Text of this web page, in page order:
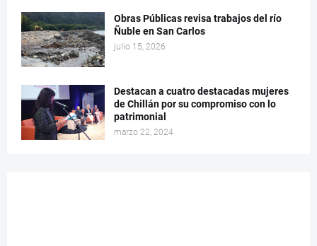
Obras Públicas revisa trabajos del río
Ñuble en San Carlos
julio 15, 2026
Destacan a cuatro destacadas mujeres
de Chillán por su compromiso con lo
patrimonial
marzo 22, 2024